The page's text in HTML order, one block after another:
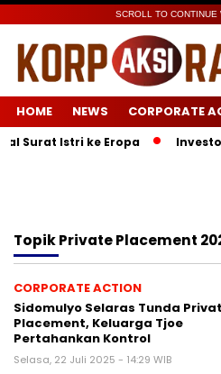
SCROLL TO CONTINUE
HOME NEWS CORPORATE
Surat Istri ke Eropa
TopikPrivate Placement
CORPORATE ACTION
Sidomulyo Selaras Tunda
Placement, Keluarga Tjoe
Pertahankan Kontrol
Selasa, 22 Juli 2025 - 14:29 WIB